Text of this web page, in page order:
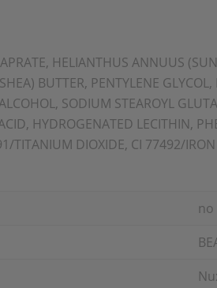
HELIANTHUS ANNUUS
BUTTER, PENTYLENE
SODIUM STEAROYL
HYDROGENATED LECITHIN,
TITANIUM DIOXIDE, CI 77492/
no